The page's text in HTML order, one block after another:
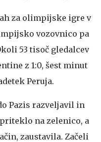
za olimpijske igre v
vozovnico pa
53 tisoč gledalcev
z 1:0, šest minut
Peruja.
Pazis razveljavil in
na zelenico, a
zaustavila. Začeli